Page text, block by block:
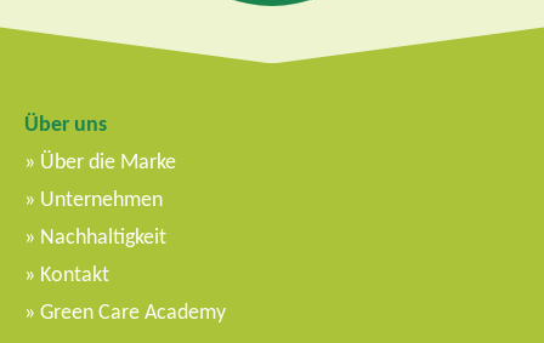
Über uns
Über die Marke
Unternehmen
Nachhaltigkeit
Kontakt
Green Care Academy